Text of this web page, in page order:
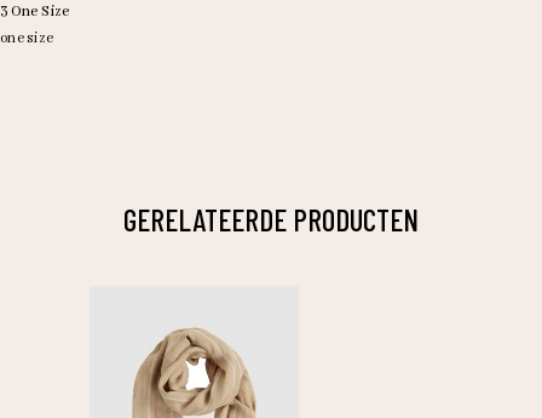
3 One Size
one size
GERELATEERDE PRODUCTEN